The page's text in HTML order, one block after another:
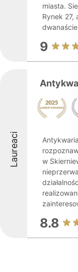
miasta.
Rynek 27,
9
Laureaci
w
8.8